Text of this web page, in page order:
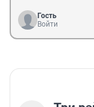
Гость
Войти